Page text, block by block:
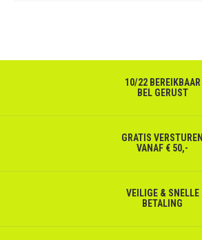
10/22 BEREIKBAAR
BEL GERUST
GRATIS VERSTUREN
VANAF € 50,-
VEILIGE & SNELLE
BETALING